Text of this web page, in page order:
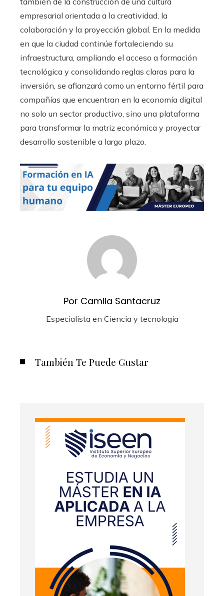
empresarial orientada a la creatividad, la
colaboración y la proyección global. En la medida
en que la ciudad continúe fortaleciendo su
infraestructura, ampliando el acceso a formación
tecnológica y consolidando reglas claras para la
inversión, se afianzará como un entorno fértil para
compañías que encuentran en la economía digital
no solo un sector productivo, sino una plataforma
para transformar la matriz económica y proyectar
desarrollo sostenible a largo plazo.
Por Camila Santacruz
Especialista en Ciencia y tecnología
También Te Puede Gustar